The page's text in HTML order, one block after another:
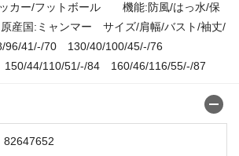
カー/フットボール 機能:防風/はっ水/保
国:ミャンマー サイズ/肩幅/バスト/袖丈/
96/41/-/70 130/40/100/45/-/76
44/110/51/-/84 160/46/116/55/-/87
82647652